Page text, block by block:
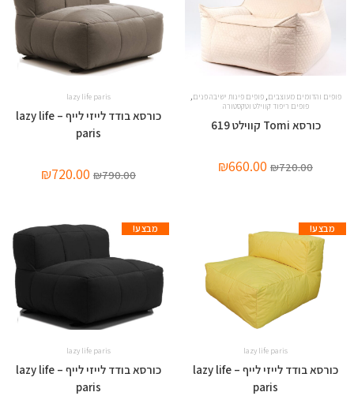
פופים והדומים מעוצבים,פופים פינות ישיבה פנים,
פופים ריפוד קווילט וטקסטורה
כורסא Tomi קווילט 619
₪720.00
₪660.00
lazy life paris
כורסא בודד לייזי לייף – lazy life
paris
₪790.00
₪720.00
מבצע!
lazy life paris
כורסא בודד לייזי לייף – lazy life
paris
מבצע!
lazy life paris
כורסא בודד לייזי לייף – lazy life
paris